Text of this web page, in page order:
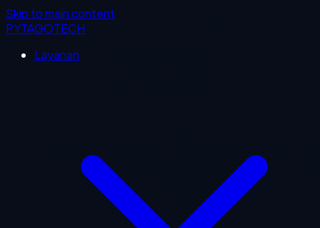
Skip to main content
PYTAGOTECH
Layanan